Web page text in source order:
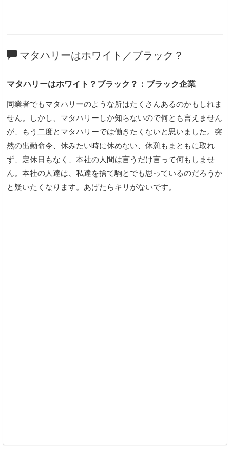
マタハリーはホワイト／ブラック？
マタハリーはホワイト？ブラック？：ブラック企業
同業者でもマタハリーのような所はたくさんあるのかもしれま
せん。しかし、マタハリーしか知らないので何とも言えません
が、もう二度とマタハリーでは働きたくないと思いました。突
然の出勤命令、休みたい時に休めない、休憩もまともに取れ
ず、定休日もなく、本社の人間は言うだけ言って何もしませ
ん。本社の人達は、私達を捨て駒とでも思っているのだろうか
と疑いたくなります。あげたらキリがないです。